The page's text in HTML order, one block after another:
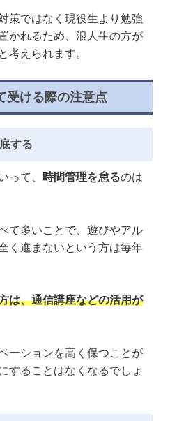
策ではなく現役生より勉強
かれるため、浪人生の方が
考えられます。
受ける際の注意点
する
って、 時間管理を怠るのは
て多いことで、遊びやアル
く進まないという方は毎年
は、通信講座などの活用が
ーションを高く保つことが
することはなくなるでしょ